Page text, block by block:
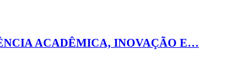
ACADÊMICA, INOVAÇÃO E…